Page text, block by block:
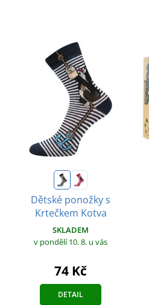
Dětské ponožky s
Krtečkem Kotva
SKLADEM
v pondělí 10. 8. u vás
74 Kč
DETAIL